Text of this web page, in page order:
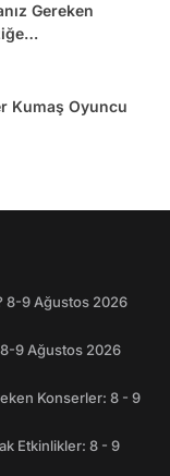
Gereken
Kumaş Oyuncu
8-9 Ağustos 2026
9 Ağustos 2026
Konserler: 8 - 9
Etkinlikler: 8 - 9